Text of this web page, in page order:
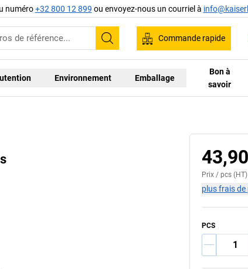
numéro+32 800 12 899 ou envoyez-nous un courriel à
Recherche
Commande rapide
Environnement Emballage
Bon à
savoir
Prix /pcs (HT)
plus frais de
PCS